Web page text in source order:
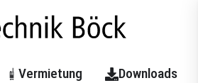
Vermietung
Downloads